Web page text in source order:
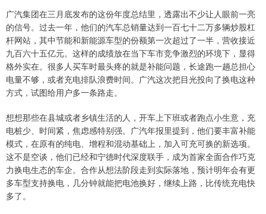
广汽集团在三月底发布的这份年度总结里，透露出不少让人眼前一亮
的信号。过去一年，他们的汽车总销量达到一百七十二万多辆炒股杠
杆网站，其中节能和新能源车型的份额第一次超过了一半，营收接近
九百六十五亿元。这样的成绩放在当下车市竞争激烈的环境下，显得
格外实在。很多人买车时最头疼的就是补能问题，长途跑一趟总担心
电量不够，或者充电排队浪费时间。广汽这次把目光投向了换电这种
方式，试图给用户多一条路走。
想想那些在县城或者乡镇生活的人，开车上下班或者跑点小生意，充
电桩少、时间紧，焦虑感特别强。广汽年报里提到，他们要丰富补能
模式，在原有的纯电、增程和混动基础上，加入可充可换的新选项。
这不是空谈，他们已经和宁德时代深度联手，成为首家全面合作巧克
力换电生态的车企。合作从想法阶段走到实际落地，预计明年会有更
多车型支持换电，几分钟就能把电池换好，继续上路，比传统充电快
多了。